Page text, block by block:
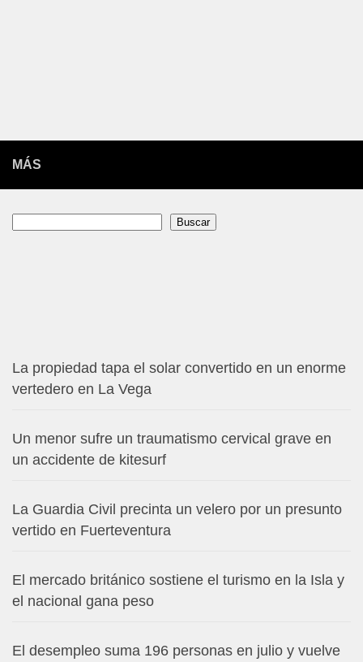
MÁS
Buscar
La propiedad tapa el solar convertido en un enorme
vertedero en La Vega
Un menor sufre un traumatismo cervical grave en
un accidente de kitesurf
La Guardia Civil precinta un velero por un presunto
vertido en Fuerteventura
El mercado británico sostiene el turismo en la Isla y
el nacional gana peso
El desempleo suma 196 personas en julio y vuelve